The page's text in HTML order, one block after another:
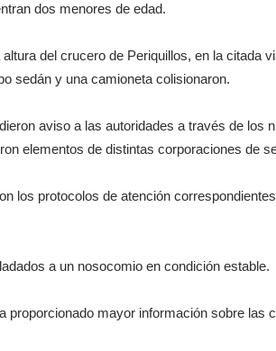
dos menores de edad.
del crucero de Periquillos, en la citada
sedán y una camioneta colisionaron.
aviso a las autoridades a través de los
elementos de distintas corporaciones de
los protocolos de atención
a un nosocomio en condición estable.
proporcionado mayor información sobre las